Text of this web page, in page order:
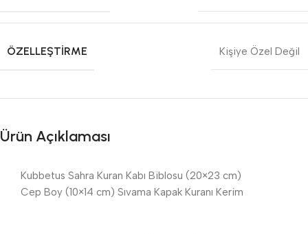
ÖZELLEŞTIRME Kişiye Özel Değil
Ürün Açıklaması
Kubbetus Sahra Kuran Kabı Biblosu (20×23 cm)
Cep Boy (10×14 cm) Sıvama Kapak Kuranı Kerim